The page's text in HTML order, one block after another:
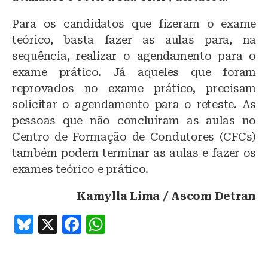
Para os candidatos que fizeram o exame
teórico, basta fazer as aulas para, na
sequência, realizar o agendamento para o
exame prático. Já aqueles que foram
reprovados no exame prático, precisam
solicitar o agendamento para o reteste. As
pessoas que não concluíram as aulas no
Centro de Formação de Condutores (CFCs)
também podem terminar as aulas e fazer os
exames teórico e prático.
Kamylla Lima / Ascom Detran
B
X
F